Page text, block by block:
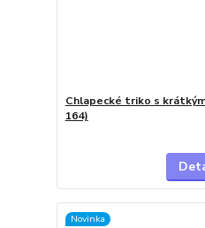
Chlapecké triko s
164)
Novinka